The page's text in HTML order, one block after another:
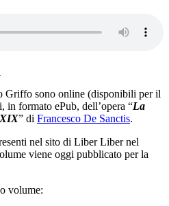
Griffo sono online (disponibili per il
formato ePub, dell’opera “La
” di Francesco De Sanctis.
nel sito di Liber Liber nel
viene oggi pubblicato per la
volume: